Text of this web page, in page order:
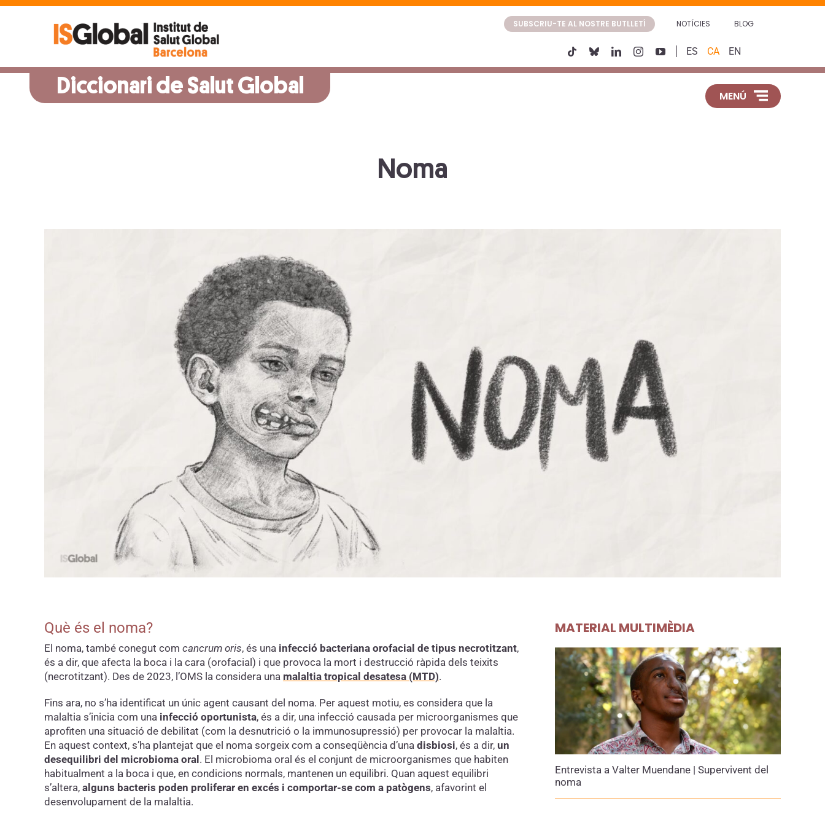
Skip
SUBSCRIU-TE AL NOSTRE BUTLLETÍ NOTÍCIES BLOG
ES CA EN
MENÚ
Diccionari de Salut Global
Noma
Què és el noma?
El noma, també conegut com cancrum oris, és una infecció bacteriana orofacial de tipus necrotitzant,
és a dir, que afecta la boca i la cara (orofacial) i que provoca la mort i destrucció ràpida dels teixits
(necrotitzant). Des de 2023, l’OMS la considera una malaltia tropical desatesa (MTD).
Fins ara, no s’ha identificat un únic agent causant del noma. Per aquest motiu, es considera que la
malaltia s’inicia com una infecció oportunista, és a dir, una infecció causada per microorganismes que
aprofiten una situació de debilitat (com la desnutrició o la immunosupressió) per provocar la malaltia.
En aquest context, s’ha plantejat que el noma sorgeix com a conseqüència d’una disbiosi, és a dir, un
desequilibri del microbioma oral . El microbioma oral és el conjunt de microorganismes que habiten
habitualment a la boca i que, en condicions normals, mantenen un equilibri. Quan aquest equilibri
s’altera, alguns bacteris poden proliferar en excés i comportar-se com a patògens, afavorint el
desenvolupament de la malaltia.
MATERIAL MULTIMÈDIA
Entrevista a Valter Muendane | Supervivent del
noma